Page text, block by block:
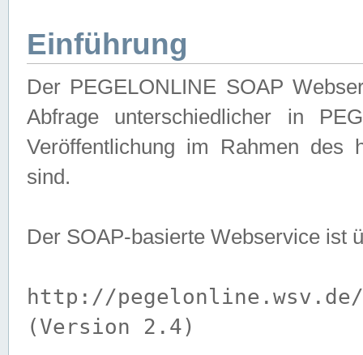
Einführung
Der PEGELONLINE SOAP
Abfrage unterschiedlicher in
Veröffentlichung im Rahmen des
sind.
Der SOAP-basierte Webservice ist
http://pegelonline.wsv.de/
(Version 2.4)